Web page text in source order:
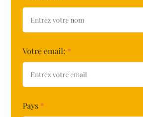
Votre email: *
Pays *